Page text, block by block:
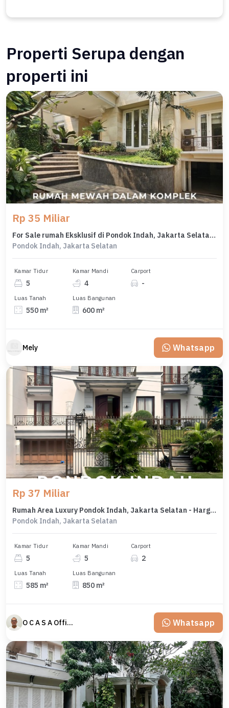
Properti Serupa dengan
properti ini
Rp 35 Miliar
For Sale rumah Eksklusif di Pondok Indah, Jakarta Selatan - LT 550m²
Pondok Indah, Jakarta Selatan
Kamar Tidur
5
Kamar Mandi
4
Carport
-
Luas Tanah
550 m²
Luas Bangunan
600 m²
Mely Whatsapp
Rp 37 Miliar
Rumah Area Luxury Pondok Indah, Jakarta Selatan - Harga Terbaik 37 Miliar
Pondok Indah, Jakarta Selatan
Kamar Tidur
5
Kamar Mandi
5
Carport
2
Luas Tanah
585 m²
Luas Bangunan
850 m²
O C A S A Official property perfected Whatsapp